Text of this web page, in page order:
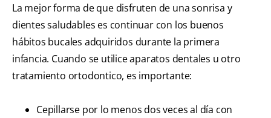
La mejor forma de que disfruten de una sonrisa y
dientes saludables es continuar con los buenos
hábitos bucales adquiridos durante la primera
infancia. Cuando se utilice aparatos dentales u otro
tratamiento ortodontico, es importante:
Cepillarse por lo menos dos veces al día con